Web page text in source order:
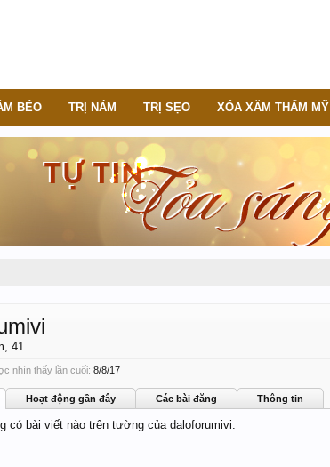
41
nhìn thấy lần cuối: 8/8/17
Hoạt động gần đây Các bài đăng Thông tin
có bài viết nào trên tường của daloforumivi.
BÉO TRỊ NÁM TRỊ SẸO XÓA XĂM THẨM MỸ